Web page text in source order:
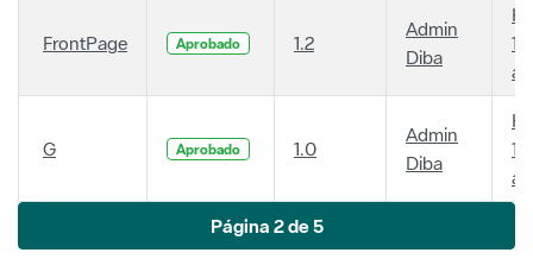
FrontPage Aprobado 1.2
Admin
Diba
14
G Aprobado 1.0
Admin
Diba
14
Página 2 de 5